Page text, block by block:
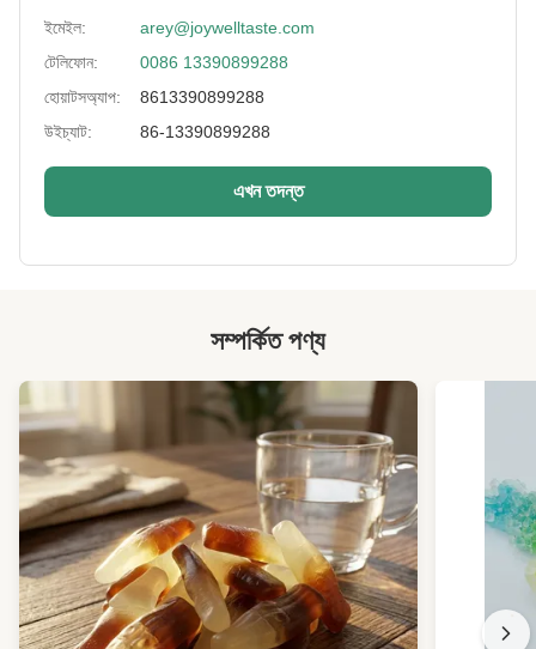
Storage: শুকনো ANF শান্ত জায়গায়
Payment: টি / টি, এল / সি, পেপ্যাল, ইত্যাদি
Leading Time:
BRC, HACCP, হালাল, কোশার
ইমেইল:
arey@joywelltaste.com
টেলিফোন:
0086 13390899288
হোয়াটসঅ্যাপ:
8613390899288
উইচ্যাট:
86-13390899288
এখন তদন্ত
সম্পর্কিত পণ্য